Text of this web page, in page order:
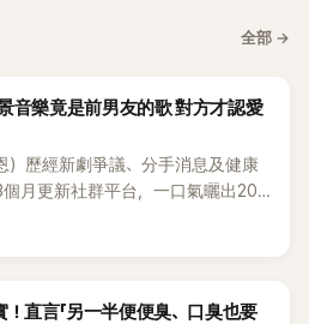
全部 →
音樂竟是前男友的歌 對方才認愛
）歷經新劇爭議、分手消息及健康
月更新社群平台，一口氣曬出20
喜。不過，比起照片本身，更引
直言「另一半便便臭、口臭也要